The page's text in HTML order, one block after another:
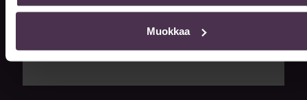
Muokkaa
Sukunimi